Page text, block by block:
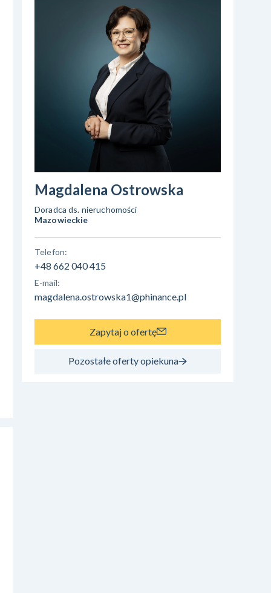
Magdalena Ostrowska
Doradca ds. nieruchomości
Mazowieckie
Telefon:
+48 662 040 415
E-mail:
magdalena.ostrowska1@phinance.pl
Zapytaj o ofertę
Pozostałe oferty opiekuna